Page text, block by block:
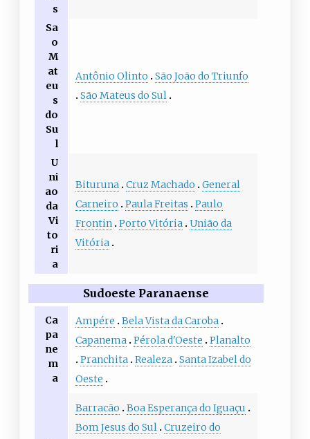
s
Sa
o
M
at
eu
s
do
Su
l
Antônio Olinto
São João do Triunfo
São Mateus do Sul
U
ni
ao
da
Vi
to
ri
a
Bituruna Cruz Machado
General
Carneiro
Paula Freitas
Paulo
Frontin Porto Vitória União da
Vitória
Sudoeste Paranaense
Ca
pa
ne
m
a
Ampére
Bela Vista da Caroba
Capanema Pérola d'Oeste
Planalto
Pranchita Realeza Santa Izabel do
Oeste
Barracão
Boa Esperança do Iguaçu
Bom Jesus do Sul Cruzeiro do